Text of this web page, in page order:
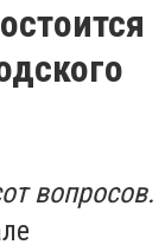
вопросов.